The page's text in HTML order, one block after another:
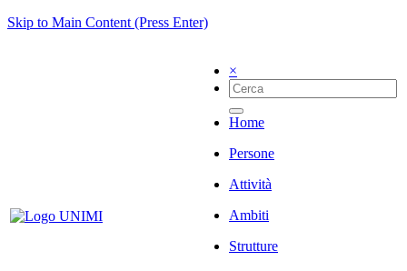
Skip to Main Content (Press Enter)
×
Home
Persone
Attività
Ambiti
Strutture